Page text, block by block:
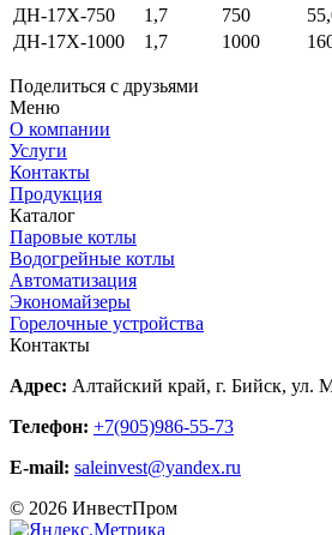
ДН-17Х-750
1,7 750
ДН-17Х-1000
1,7 1000
Поделиться с друзьями
Меню
О компании
Услуги
Контакты
Продукция
Каталог
Паровые котлы
Водогрейные котлы
Автоматизация
Экономайзеры
Горелочные устройства
Контакты
Адрес: Алтайский край, г. Бийск, ул.
Телефон: +7(905)986-55-73
E-mail: saleinvest@yandex.ru
© 2026 ИнвестПром